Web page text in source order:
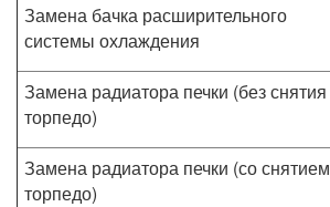
Замена бачка расширительного
системы охлаждения
Замена радиатора печки (без снятия
торпедо)
Замена радиатора печки (со снятием
торпедо)